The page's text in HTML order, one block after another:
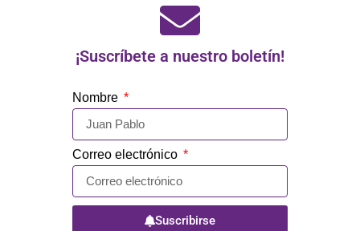
¡Suscríbete a nuestro boletín!
Nombre
Correo electrónico
Suscribirse